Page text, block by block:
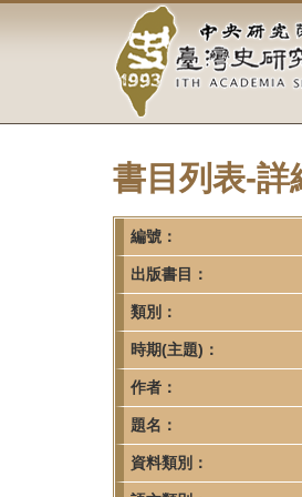
容
中
央
研
究
院-
臺
灣
史
研
究
所-
書目列表-詳
編號：
出版書目：
類別：
時期(主題)：
作者：
題名：
資料類別：